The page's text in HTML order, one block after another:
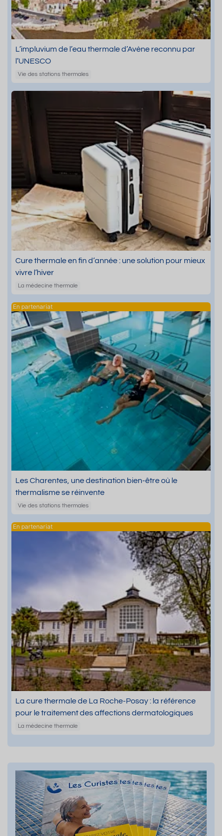
L’impluvium de l’eau thermale d’Avène reconnu par
l’UNESCO
Vie des stations thermales
Cure thermale en fin d’année : une solution pour mieux
vivre l’hiver
La médecine thermale
Les Charentes, une destination bien-être où le
thermalisme se réinvente
Vie des stations thermales
La cure thermale de La Roche-Posay : la référence
pour le traitement des affections dermatologiques
La médecine thermale